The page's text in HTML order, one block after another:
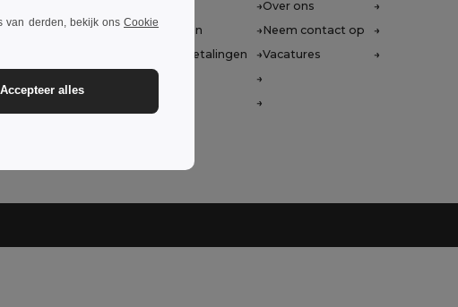
Groothandelsprijzen
Retouren & terugbetalingen
Over ons
Neem contact op
Vacatures
van derden, bekijk ons Cookie
Accepteer alles